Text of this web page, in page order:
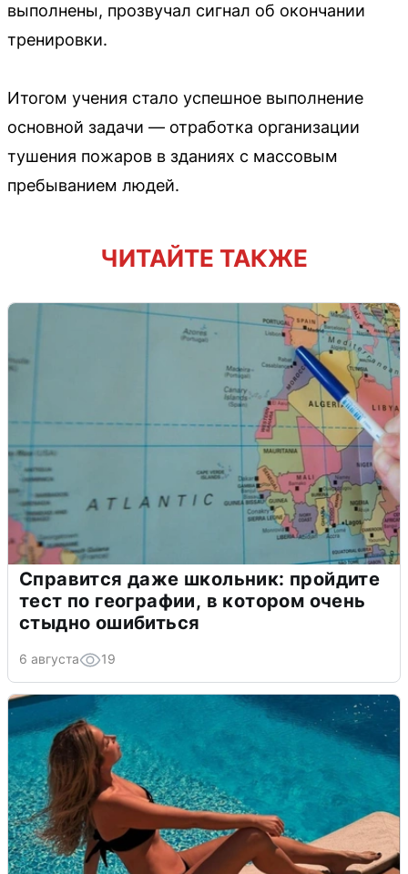
выполнены, прозвучал сигнал об окончании
тренировки.
Итогом учения стало успешное выполнение
основной задачи — отработка организации
тушения пожаров в зданиях с массовым
пребыванием людей.
ЧИТАЙТЕ ТАКЖЕ
Справится даже школьник: пройдите
тест по географии, в котором очень
стыдно ошибиться
6 августа 19